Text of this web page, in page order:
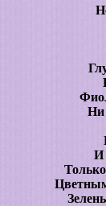
Ни
И